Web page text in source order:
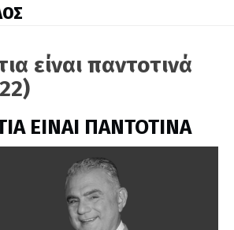
είναι παντοτινά
ΕΙΝΑΙ ΠΑΝΤΟΤΙΝΑ